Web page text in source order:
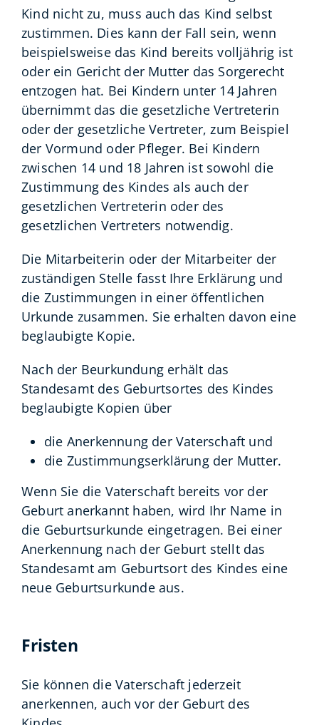
Kind nicht zu, muss auch das Kind selbst
zustimmen. Dies kann der Fall sein, wenn
beispielsweise das Kind bereits volljährig ist
oder ein Gericht der Mutter das Sorgerecht
entzogen hat. Bei Kindern unter 14 Jahren
übernimmt das die gesetzliche Vertreterin
oder der gesetzliche Vertreter, zum Beispiel
der Vormund oder Pfleger. Bei Kindern
zwischen 14 und 18 Jahren ist sowohl die
Zustimmung des Kindes als auch der
gesetzlichen Vertreterin oder des
gesetzlichen Vertreters notwendig.
Die Mitarbeiterin oder der Mitarbeiter der
zuständigen Stelle fasst Ihre Erklärung und
die Zustimmungen in einer öffentlichen
Urkunde zusammen. Sie erhalten davon eine
beglaubigte Kopie.
Nach der Beurkundung erhält das
Standesamt des Geburtsortes des Kindes
beglaubigte Kopien über
die Anerkennung der Vaterschaft und
die Zustimmungserklärung der Mutter.
Wenn Sie die Vaterschaft bereits vor der
Geburt anerkannt haben, wird Ihr Name in
die Geburtsurkunde eingetragen. Bei einer
Anerkennung nach der Geburt stellt das
Standesamt am Geburtsort des Kindes eine
neue Geburtsurkunde aus.
Fristen
Sie können die Vaterschaft jederzeit
anerkennen, auch vor der Geburt des